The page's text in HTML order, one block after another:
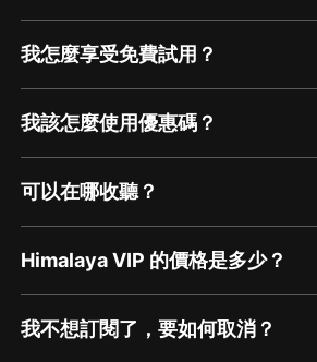
我怎麼享受免費試用？
我該怎麼使用優惠碼？
可以在哪收聽？
Himalaya VIP 的價格是多少？
我不想訂閱了，要如何取消？